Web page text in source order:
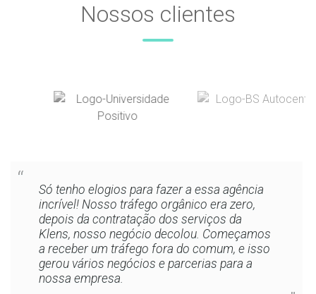
Nossos clientes
Só tenho elogios para fazer a essa agência
incrível! Nosso tráfego orgânico era zero,
depois da contratação dos serviços da
Klens, nosso negócio decolou. Começamos
a receber um tráfego fora do comum, e isso
gerou vários negócios e parcerias para a
nossa empresa.